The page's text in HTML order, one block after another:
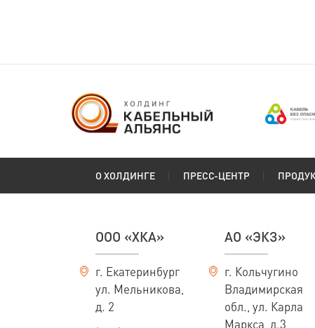
О ХОЛДИНГЕ ПРЕСС-ЦЕНТР
ООО «ХКА»
г. Екатеринбург
ул. Мельникова,
д. 2
АО «ЭКЗ»
г. Кольчугино
Владимирская
обл., ул. Карла
Маркса, д.3